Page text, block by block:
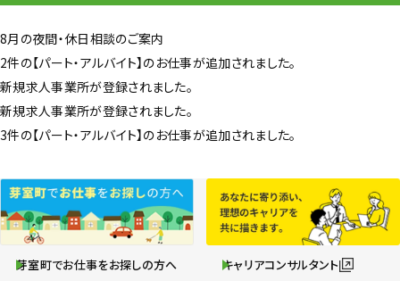
8月の夜間・休日相談のご案内
2件の【パート・アルバイト】のお仕事が追加されました。
新規求人事業所が登録されました。
新規求人事業所が登録されました。
3件の【パート・アルバイト】のお仕事が追加されました。
芽室町でお仕事をお探しの方へ キャリアコンサルタント